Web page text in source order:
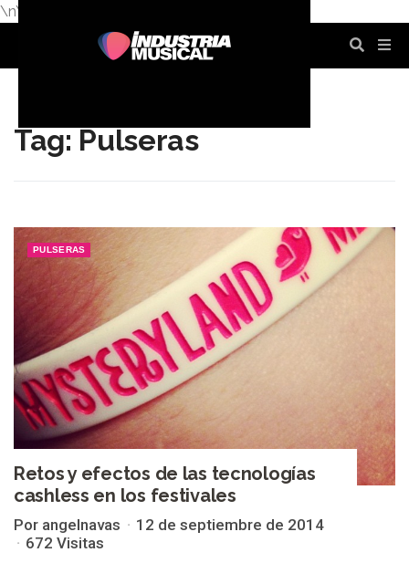
\n\n
Tag: Pulseras
PULSERAS
Retos y efectos de las tecnologías
cashless en los festivales
Por angelnavas
12 de septiembre de 2014
672 Visitas